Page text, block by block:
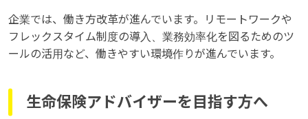
企業では、働き方改革が進んでいます。リモートワークや
フレックスタイム制度の導入、業務効率化を図るためのツ
ールの活用など、働きやすい環境作りが進んでいます。
生命保険アドバイザーを目指す方へ